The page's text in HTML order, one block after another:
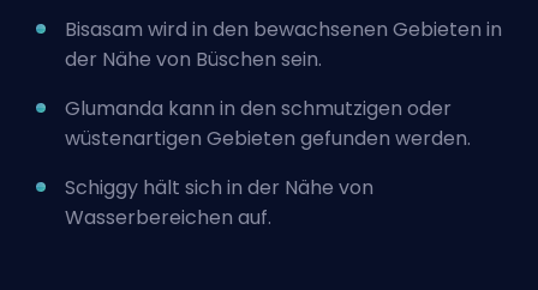
Bisasam wird in den bewachsenen Gebieten in
der Nähe von Büschen sein.
Glumanda kann in den schmutzigen oder
wüstenartigen Gebieten gefunden werden.
Schiggy hält sich in der Nähe von
Wasserbereichen auf.